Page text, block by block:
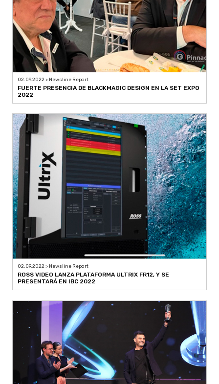
02.09.2022 > Newsline Report
FUERTE PRESENCIA DE BLACKMAGIC DESIGN EN LA SET EXPO
2022
02.09.2022 > Newsline Report
ROSS VIDEO LANZA PLATAFORMA ULTRIX FR12, Y SE
PRESENTARÁ EN IBC 2022